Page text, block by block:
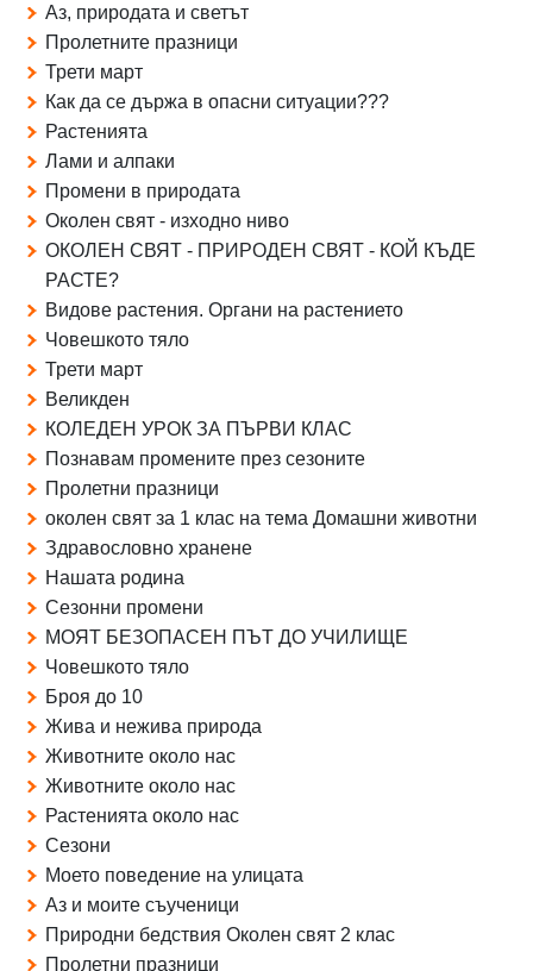
Аз, природата и светът
Пролетните празници
Трети март
Как да се държа в опасни ситуации???
Растенията
Лами и алпаки
Промени в природата
Околен свят - изходно ниво
ОКОЛЕН СВЯТ - ПРИРОДЕН СВЯТ - КОЙ КЪДЕ
РАСТЕ?
Видове растения. Органи на растението
Човешкото тяло
Трети март
Великден
КОЛЕДЕН УРОК ЗА ПЪРВИ КЛАС
Познавам промените през сезоните
Пролетни празници
околен свят за 1 клас на тема Домашни животни
Здравословно хранене
Нашата родина
Сезонни промени
МОЯТ БЕЗОПАСЕН ПЪТ ДО УЧИЛИЩЕ
Човешкото тяло
Броя до 10
Жива и нежива природа
Животните около нас
Животните около нас
Растенията около нас
Сезони
Моето поведение на улицата
Аз и моите съученици
Природни бедствия Околен свят 2 клас
Пролетни празници